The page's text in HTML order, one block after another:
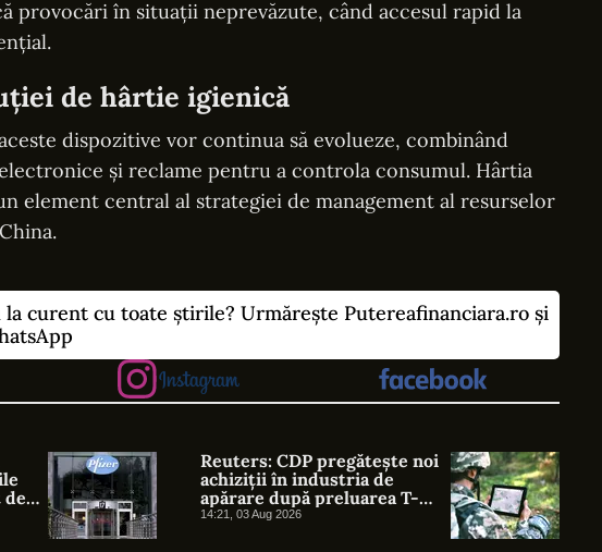
provocări în situații neprevăzute, când accesul rapid la
de hârtie igienică
dispozitive vor continua să evolueze, combinând
și reclame pentru a controla consumul. Hârtia
element central al strategiei de management al resurselor
curent cu toate știrile? Urmărește Putereafinanciara.ro și
de
Reuters: CDP pregătește noi
achiziții în industria de
apărare după preluarea T-
Defence
14:21, 03 Aug 2026